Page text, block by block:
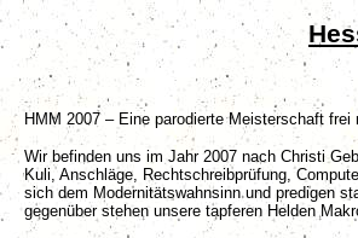
HMM 2007 – Eine parodierte Meisterschaft frei
Wir befinden uns im Jahr 2007 nach Christi
Kuli, Anschläge, Rechtschreibprüfung,
sich dem Modernitätswahnsinn und predigen
gegenüber stehen unsere tapferen Helden